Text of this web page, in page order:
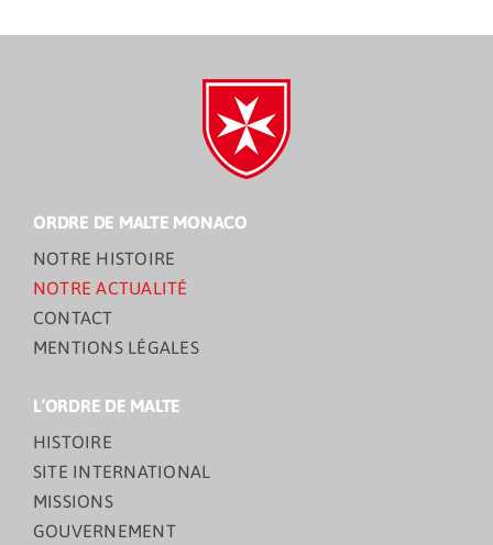
ORDRE DE MALTE MONACO
NOTRE HISTOIRE
NOTRE ACTUALITÉ
CONTACT
MENTIONS LÉGALES
L’ORDRE DE MALTE
HISTOIRE
SITE INTERNATIONAL
MISSIONS
GOUVERNEMENT